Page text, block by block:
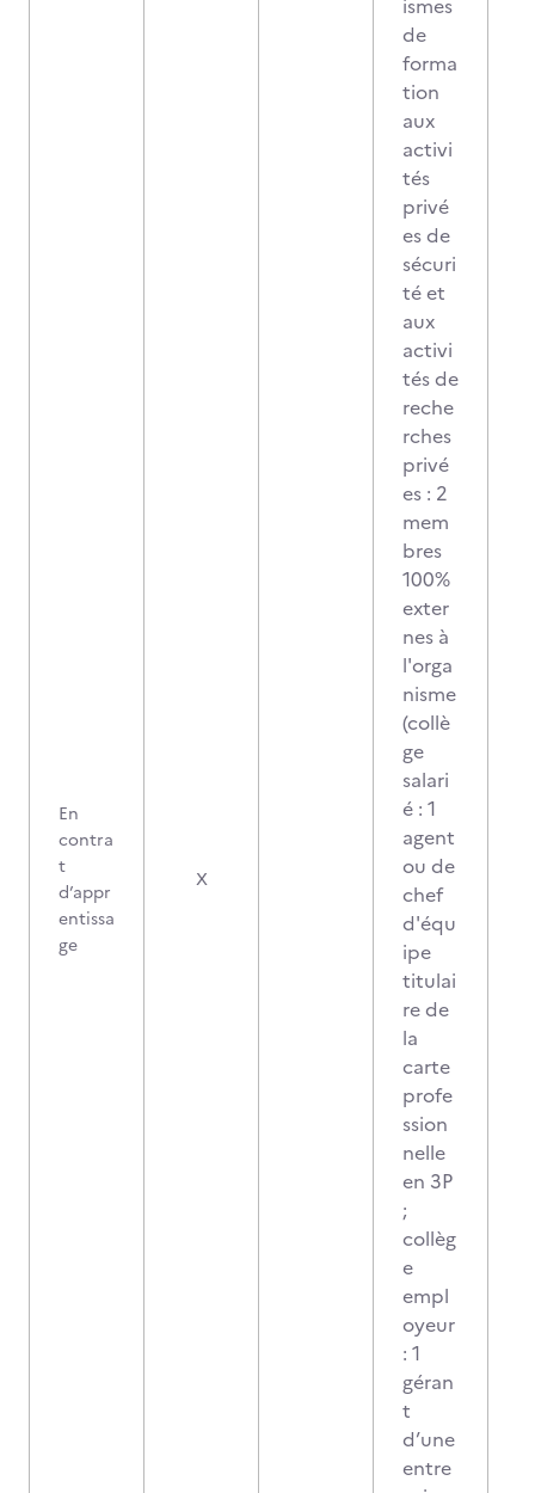
En
contra
t
d’appr
entissa
ge
X
ismes
de
forma
tion
aux
activi
tés
privé
es de
sécuri
té et
aux
activi
tés de
reche
rches
privé
es : 2
mem
bres
100%
exter
nes à
l'orga
nisme
(collè
ge
salari
é : 1
agent
ou de
chef
d'équ
ipe
titulai
re de
la
carte
profe
ssion
nelle
en 3P
;
collèg
e
empl
oyeur
: 1
géran
t
d’une
entre